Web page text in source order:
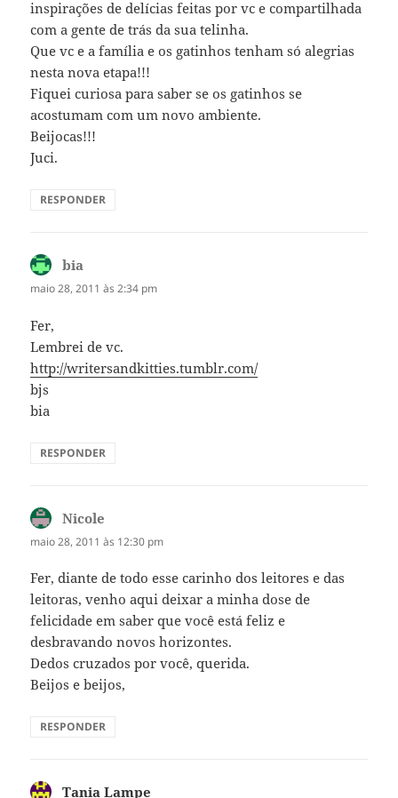
inspirações de delícias feitas por vc e compartilhada
com a gente de trás da sua telinha.
Que vc e a família e os gatinhos tenham só alegrias
nesta nova etapa!!!
Fiquei curiosa para saber se os gatinhos se
acostumam com um novo ambiente.
Beijocas!!!
Juci.
RESPONDER
bia
maio 28, 2011 às 2:34 pm
Fer,
Lembrei de vc.
http://writersandkitties.tumblr.com/
bjs
bia
RESPONDER
Nicole
maio 28, 2011 às 12:30 pm
Fer, diante de todo esse carinho dos leitores e das
leitoras, venho aqui deixar a minha dose de
felicidade em saber que você está feliz e
desbravando novos horizontes.
Dedos cruzados por você, querida.
Beijos e beijos,
RESPONDER
Tania Lampe